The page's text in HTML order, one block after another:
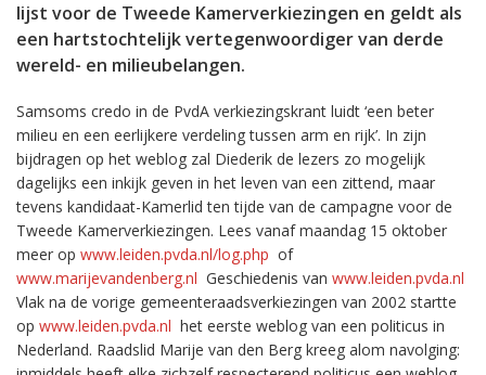
lijst voor de Tweede Kamerverkiezingen en geldt als
een hartstochtelijk vertegenwoordiger van derde
wereld- en milieubelangen.
Samsoms credo in de PvdA verkiezingskrant luidt ‘een beter
milieu en een eerlijkere verdeling tussen arm en rijk’. In zijn
bijdragen op het weblog zal Diederik de lezers zo mogelijk
dagelijks een inkijk geven in het leven van een zittend, maar
tevens kandidaat-Kamerlid ten tijde van de campagne voor de
Tweede Kamerverkiezingen. Lees vanaf maandag 15 oktober
meer op www.leiden.pvda.nl/log.php of
www.marijevandenberg.nl Geschiedenis van www.leiden.pvda.nl
Vlak na de vorige gemeenteraadsverkiezingen van 2002 startte
op www.leiden.pvda.nl het eerste weblog van een politicus in
Nederland. Raadslid Marije van den Berg kreeg alom navolging: